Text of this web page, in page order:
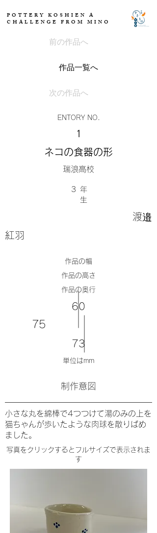
POTTERY KOSHIEN A
CHALLENGE FROM MINO
前の作品へ
作品一覧へ
次の作品へ
ENTORY NO.
1
ネコの食器の形
瑞浪高校
​年
生
3
渡邉
紅羽
​作品の幅
​作品の高さ
​作品の奥行
60
75
73
単位はmm
​制作意図
小さな丸を綿棒で4つつけて湯のみの上を
猫ちゃんが歩いたような肉球を散りばめ
ました。
​写真をクリックするとフルサイズで表示されま
す